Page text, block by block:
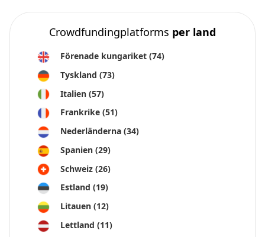
Crowdfundingplatforms per land
Förenade kungariket (74)
Tyskland (73)
Italien (57)
Frankrike (51)
Nederländerna (34)
Spanien (29)
Schweiz (26)
Estland (19)
Litauen (12)
Lettland (11)